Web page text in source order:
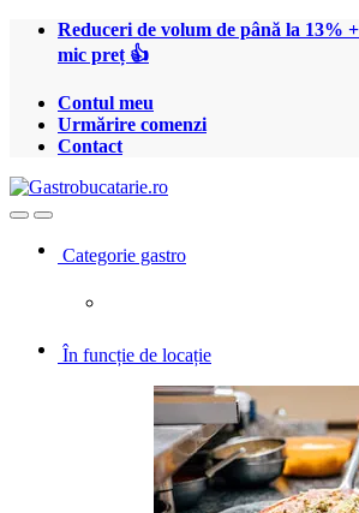
Treci
Treci
Reduceri de volum de până la 13%
mic preț 👍
Contul meu
Urmărire comenzi
Contact
OpenClose
Categorie gastro
În funcție de locație